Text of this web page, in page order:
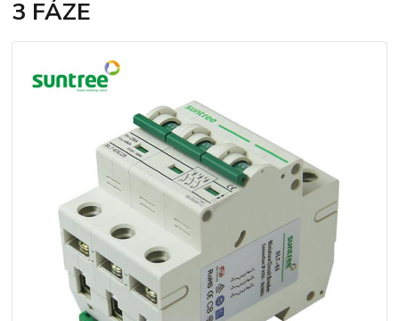
3 FÁZE